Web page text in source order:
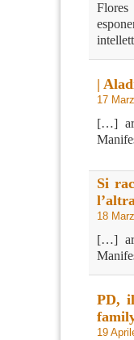
|
17
[…]
Si
18
[…]
PD,
19